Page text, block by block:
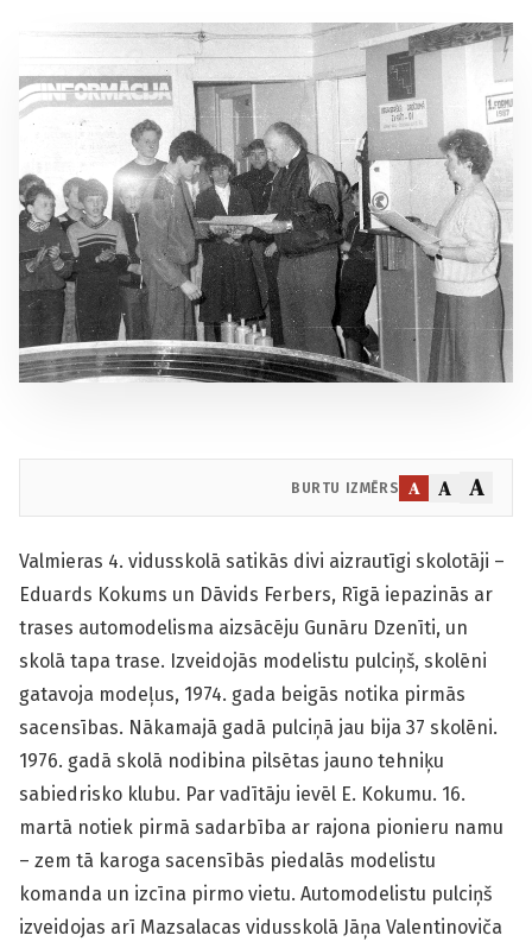
BURTU IZMĒRS A A A
Valmieras 4. vidusskolā satikās divi aizrautīgi skolotāji –
Eduards Kokums un Dāvids Ferbers, Rīgā iepazinās ar
trases automodelisma aizsācēju Gunāru Dzenīti, un
skolā tapa trase. Izveidojās modelistu pulciņš, skolēni
gatavoja modeļus, 1974. gada beigās notika pirmās
sacensības. Nākamajā gadā pulciņā jau bija 37 skolēni.
1976. gadā skolā nodibina pilsētas jauno tehniķu
sabiedrisko klubu. Par vadītāju ievēl E. Kokumu. 16.
martā notiek pirmā sadarbība ar rajona pionieru namu
– zem tā karoga sacensībās piedalās modelistu
komanda un izcīna pirmo vietu. Automodelistu pulciņš
izveidojas arī Mazsalacas vidusskolā Jāņa Valentinoviča